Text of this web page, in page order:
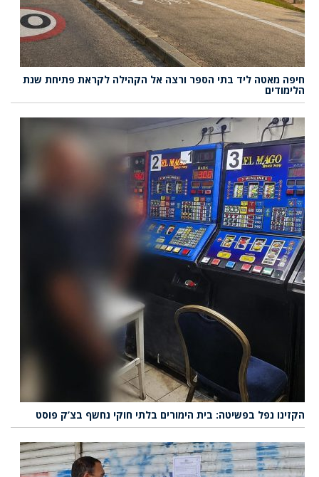
חיפה מאטה ליד בתי הספר ורצה אל הקהילה לקראת פתיחת שנת
הלימודים
הקזינו נפל בפשיטה: בית הימורים בלתי חוקי נחשף בצ’ק פוסט